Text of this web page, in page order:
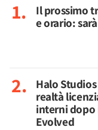
Il prossimo
e orario:
Halo
realtà
interni dopo
Evolved